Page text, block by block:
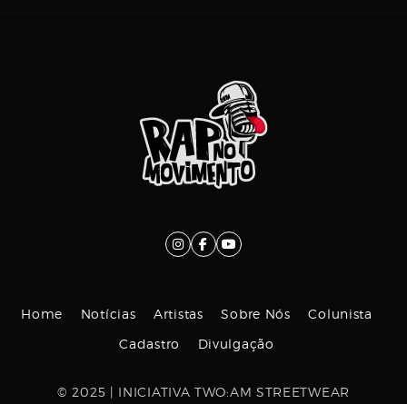
Home Notícias Artistas Sobre Nós
Colunista
Cadastro
Divulgação
© 2025 | INICIATIVA TWO:AM STREETWEAR